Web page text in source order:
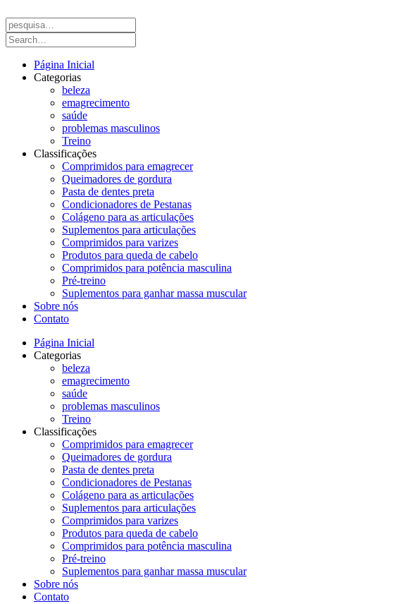
Página Inicial
Categorias
beleza
emagrecimento
saúde
problemas masculinos
Treino
Classificações
Comprimidos para emagrecer
Queimadores de gordura
Pasta de dentes preta
Condicionadores de Pestanas
Colágeno para as articulações
Suplementos para articulações
Comprimidos para varizes
Produtos para queda de cabelo
Comprimidos para potência masculina
Pré-treino
Suplementos para ganhar massa muscular
Sobre nós
Contato
Página Inicial
Categorias
beleza
emagrecimento
saúde
problemas masculinos
Treino
Classificações
Comprimidos para emagrecer
Queimadores de gordura
Pasta de dentes preta
Condicionadores de Pestanas
Colágeno para as articulações
Suplementos para articulações
Comprimidos para varizes
Produtos para queda de cabelo
Comprimidos para potência masculina
Pré-treino
Suplementos para ganhar massa muscular
Sobre nós
Contato